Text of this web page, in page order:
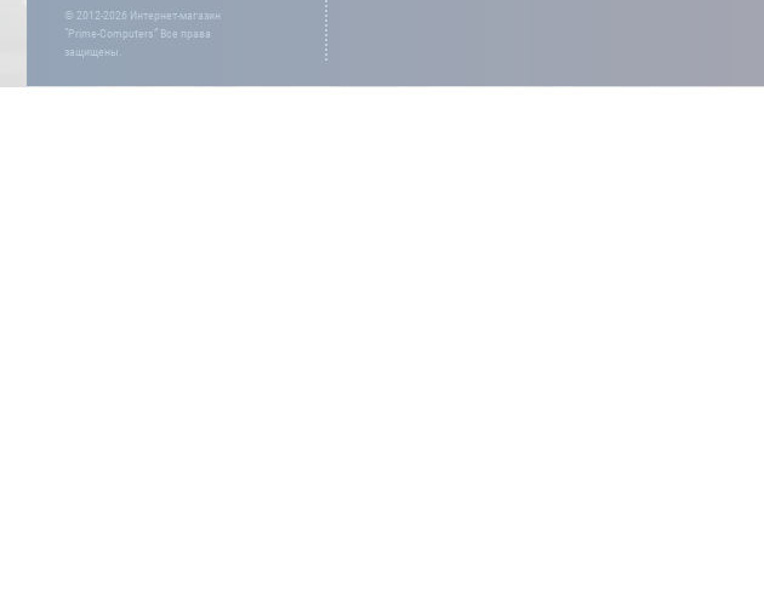
© 2012-2026 Интернет-магазин
“Prime-Computers” Все права
защищены.